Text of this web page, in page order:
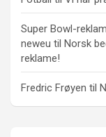
Super Bowl-
neweu til Norsk
reklame!
Fredric Frøyen til